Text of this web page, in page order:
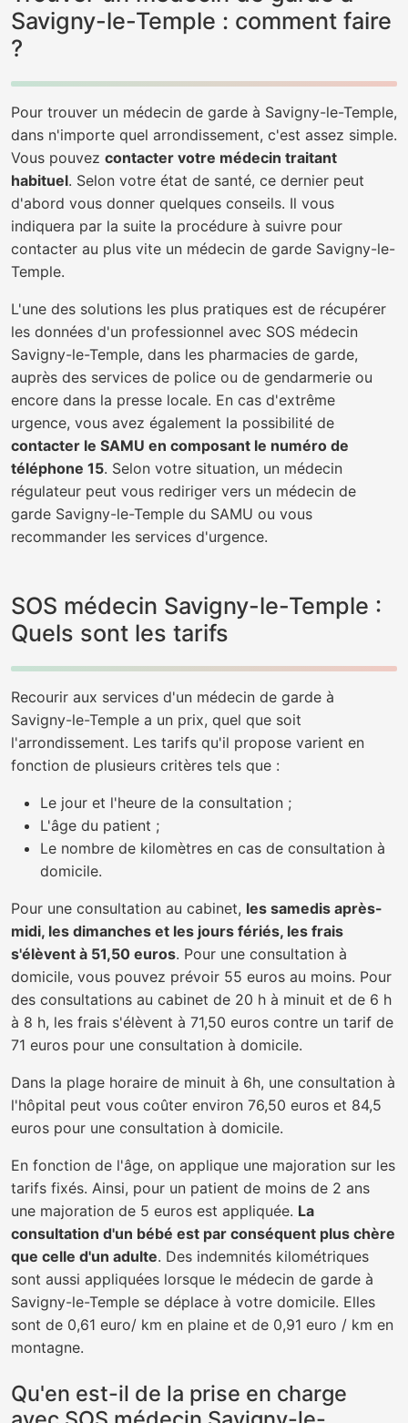
Savigny-le-Temple : comment faire
?
Pour trouver un médecin de garde à Savigny-le-Temple,
dans n'importe quel arrondissement, c'est assez simple.
Vous pouvez contacter votre médecin traitant
habituel. Selon votre état de santé, ce dernier peut
d'abord vous donner quelques conseils. Il vous
indiquera par la suite la procédure à suivre pour
contacter au plus vite un médecin de garde Savigny-le-
Temple.
L'une des solutions les plus pratiques est de récupérer
les données d'un professionnel avec SOS médecin
Savigny-le-Temple, dans les pharmacies de garde,
auprès des services de police ou de gendarmerie ou
encore dans la presse locale. En cas d'extrême
urgence, vous avez également la possibilité de
contacter le SAMU en composant le numéro de
téléphone 15. Selon votre situation, un médecin
régulateur peut vous rediriger vers un médecin de
garde Savigny-le-Temple du SAMU ou vous
recommander les services d'urgence.
SOS médecin Savigny-le-Temple :
Quels sont les tarifs
Recourir aux services d'un médecin de garde à
Savigny-le-Temple a un prix, quel que soit
l'arrondissement. Les tarifs qu'il propose varient en
fonction de plusieurs critères tels que :
Le jour et l'heure de la consultation ;
L'âge du patient ;
Le nombre de kilomètres en cas de consultation à
domicile.
Pour une consultation au cabinet, les samedis après-
midi, les dimanches et les jours fériés, les frais
s'élèvent à 51,50 euros. Pour une consultation à
domicile, vous pouvez prévoir 55 euros au moins. Pour
des consultations au cabinet de 20 h à minuit et de 6 h
à 8 h, les frais s'élèvent à 71,50 euros contre un tarif de
71 euros pour une consultation à domicile.
Dans la plage horaire de minuit à 6h, une consultation à
l'hôpital peut vous coûter environ 76,50 euros et 84,5
euros pour une consultation à domicile.
En fonction de l'âge, on applique une majoration sur les
tarifs fixés. Ainsi, pour un patient de moins de 2 ans
une majoration de 5 euros est appliquée. La
consultation d'un bébé est par conséquent plus chère
que celle d'un adulte. Des indemnités kilométriques
sont aussi appliquées lorsque le médecin de garde à
Savigny-le-Temple se déplace à votre domicile. Elles
sont de 0,61 euro/ km en plaine et de 0,91 euro / km en
montagne.
Qu'en est-il de la prise en charge